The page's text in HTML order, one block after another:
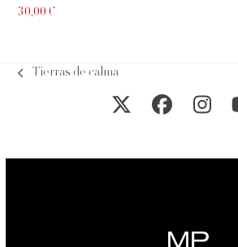
30,00€
previous
Tierras de calma
TwitterFacebook